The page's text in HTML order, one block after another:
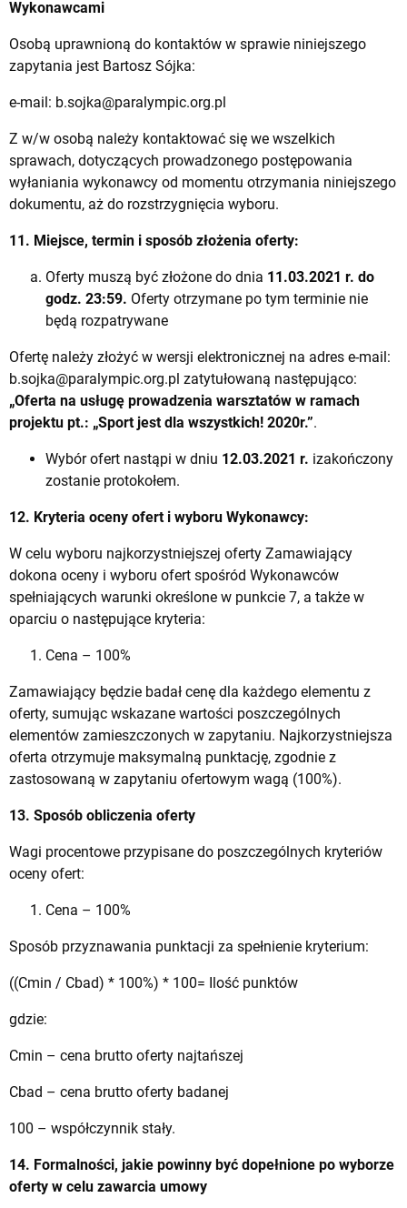
Wykonawcami
Osobą uprawnioną do kontaktów w sprawie niniejszego
zapytania jest Bartosz Sójka:
e-mail: b.sojka@paralympic.org.pl
Z w/w osobą należy kontaktować się we wszelkich
sprawach, dotyczących prowadzonego postępowania
wyłaniania wykonawcy od momentu otrzymania niniejszego
dokumentu, aż do rozstrzygnięcia wyboru.
11. Miejsce, termin i sposób złożenia oferty:
Oferty muszą być złożone do dnia 11.03.2021 r. do
godz. 23:59. Oferty otrzymane po tym terminie nie
będą rozpatrywane
Ofertę należy złożyć w wersji elektronicznej na adres e-mail:
b.sojka@paralympic.org.pl zatytułowaną następująco:
„Oferta na usługę prowadzenia warsztatów w ramach
projektu pt.: „Sport jest dla wszystkich! 2020r.”.
Wybór ofert nastąpi w dniu 12.03.2021 r. izakończony
zostanie protokołem.
12. Kryteria oceny ofert i wyboru Wykonawcy:
W celu wyboru najkorzystniejszej oferty Zamawiający
dokona oceny i wyboru ofert spośród Wykonawców
spełniających warunki określone w punkcie 7, a także w
oparciu o następujące kryteria:
Cena – 100%
Zamawiający będzie badał cenę dla każdego elementu z
oferty, sumując wskazane wartości poszczególnych
elementów zamieszczonych w zapytaniu. Najkorzystniejsza
oferta otrzymuje maksymalną punktację, zgodnie z
zastosowaną w zapytaniu ofertowym wagą (100%).
13. Sposób obliczenia oferty
Wagi procentowe przypisane do poszczególnych kryteriów
oceny ofert:
Cena – 100%
Sposób przyznawania punktacji za spełnienie kryterium:
((Cmin / Cbad) * 100%) * 100= Ilość punktów
gdzie:
Cmin – cena brutto oferty najtańszej
Cbad – cena brutto oferty badanej
100 – współczynnik stały.
14. Formalności, jakie powinny być dopełnione po wyborze
oferty w celu zawarcia umowy